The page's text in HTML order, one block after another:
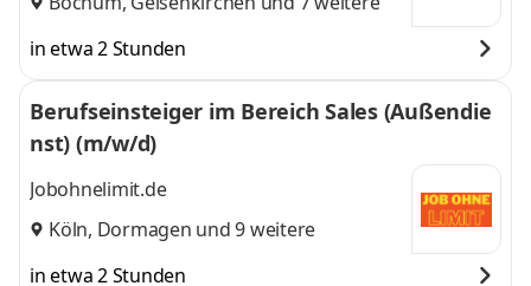
in etwa 2 Stunden
Berufseinsteiger im Bereich Sales (Außendie
nst) (m/w/d)
Jobohnelimit.de
Köln, Dormagen und 9 weitere
in etwa 2 Stunden